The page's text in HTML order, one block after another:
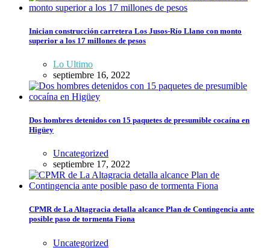
Inician construcción carretera Los Jusos-Río Llano con monto
superior a los 17 millones de pesos
Lo Ultimo
septiembre 16, 2022
Dos hombres detenidos con 15 paquetes de presumible cocaína en
Higüey
Uncategorized
septiembre 17, 2022
CPMR de La Altagracia detalla alcance Plan de Contingencia ante
posible paso de tormenta Fiona
Uncategorized